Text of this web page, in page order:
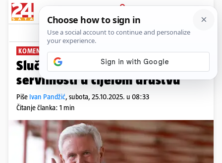
PRIJAVA
News Komentari
KOMENTIRA: IVAN PANDŽIĆ PLUS+
Slučaj Agrokor samo je primjer
servilnosti u cijelom društvu
Piše Ivan Pandžić, subota, 25.10.2025. u 08:33
Čitanje članka: 1 min